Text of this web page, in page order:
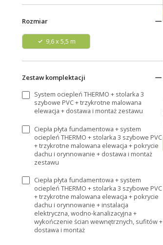
Rozmiar
9,6 x 5,5 m
Zestaw komplektacji
System ociepleń THERMO + stolarka 3
szybowe PVC + trzykrotne malowana
elewacja + dostawa i montaż zestawu
Ciepła płyta fundamentowa + system
ociepleń THERMO + stolarka 3 szybowe PVC
+ trzykrotne malowana elewacja + pokrycie
dachu i orynnowanie + dostawa i montaż
zestawu
Ciepła płyta fundamentowa + system
ociepleń THERMO + stolarka 3 szybowe PVC
+ trzykrotne malowana elewacja + pokrycie
dachu i orynnowanie + instalacja
elektryczna, wodno-kanalizacyjna +
wykończenie ścian wewnętrznych, sufitów +
dostawa i montaż